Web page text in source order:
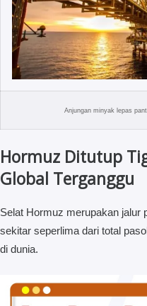
Anjungan minyak lepas
Hormuz Ditutup
Global Terganggu
Selat Hormuz merupakan jalur
sekitar seperlima dari total
di dunia.